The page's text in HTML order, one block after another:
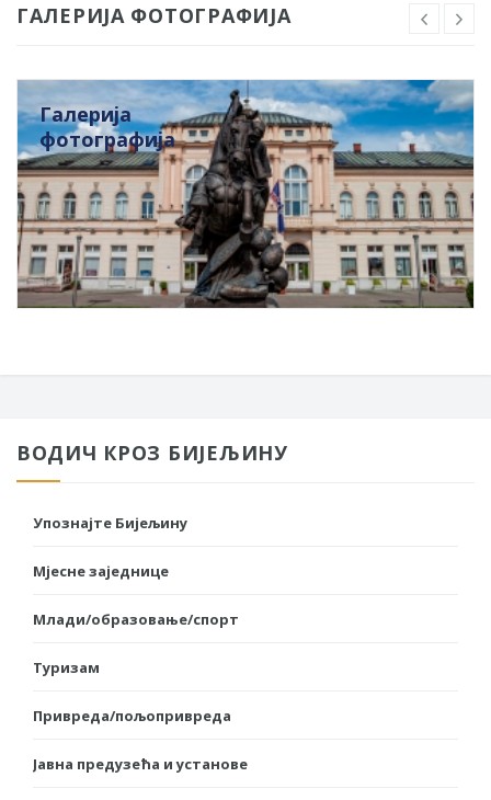
ГАЛЕРИЈА ФОТОГРАФИЈА
Галерија
фотографија
ВОДИЧ КРОЗ БИЈЕЉИНУ
Упознајте Бијељину
Мјесне заједнице
Млади/образовање/спорт
Туризам
Привреда/пољопривреда
Јавна предузећа и установе